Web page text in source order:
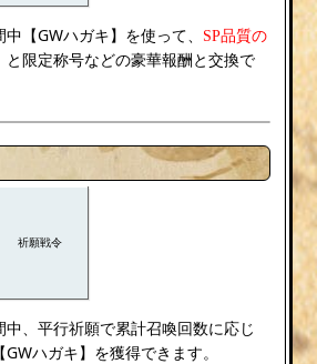
中【GWハガキ 】を使って、 SP品質の
と限定称号などの豪華報酬と交換で
祈願戦令
中、平行祈願で累計召喚回数に応じ
GWハガキ 】を獲得できます。